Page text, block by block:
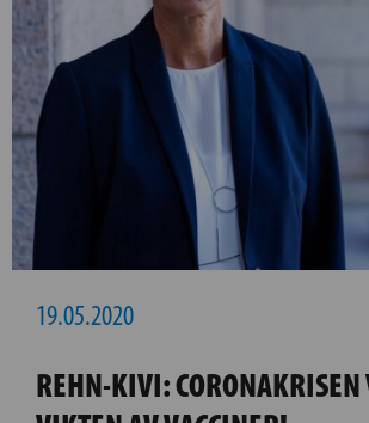
19.05.2020
REHN-KIVI: CORONAKRISEN